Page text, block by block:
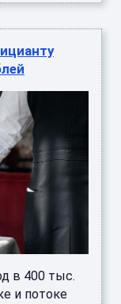
в 400 тыс.
и потоке